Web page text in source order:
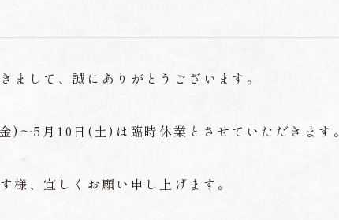
まして、誠にありがとうございます。
)～5月10日(土)は臨時休業とさせていただきます。
様、宜しくお願い申し上げます。